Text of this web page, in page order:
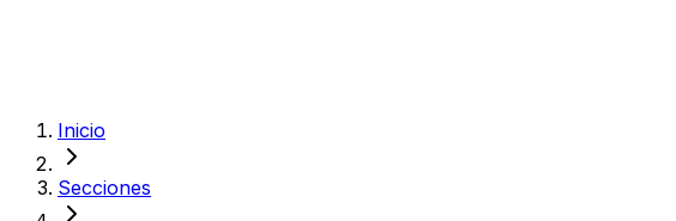
Inicio
Secciones